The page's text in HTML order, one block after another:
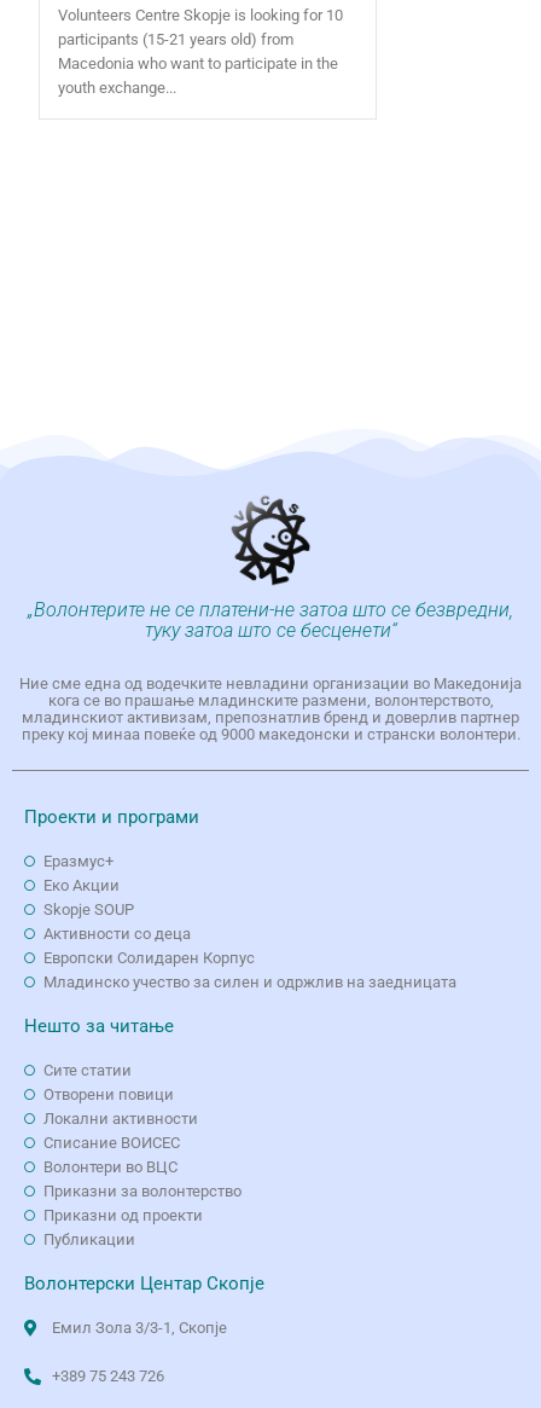
Volunteers Centre Skopje is looking for 10
participants (15-21 years old) from
Macedonia who want to participate in the
youth exchange...
„Волонтерите не се платени-не затоа што се безвредни,
туку затоа што се бесценети“
Ние сме една од водечките невладини организации во Македонија
кога се во прашање младинските размени, волонтерството,
младинскиот активизам, препознатлив бренд и доверлив партнер
преку кој минаа повеќе од 9000 македонски и странски волонтери.
Проекти и програми
Еразмус+
Еко Aкции
Skopje SOUP
Активности со деца
Европски Солидарен Корпус
Младинско учество за силен и одржлив на заедницата
Нешто за читање
Сите статии
Отворени повици
Локални активности
Списание ВОИСЕС
Волонтери во ВЦС
Приказни за волонтерство
Приказни од проекти
Публикации
Волонтерски Центар Скопје
Емил Зола 3/3-1, Скопје
+389 75 243 726